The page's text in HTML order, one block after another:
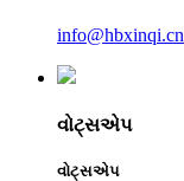
info@hbxinqi.cn
વોટ્સએપ
વોટ્સએપ